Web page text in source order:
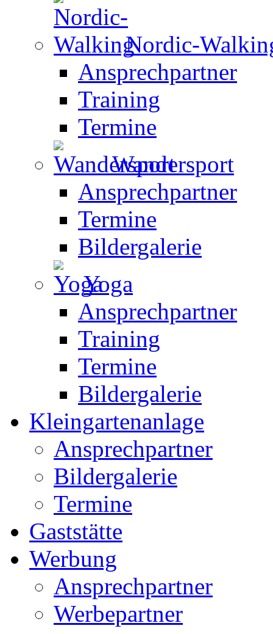
Nordic-
Ansprechpartner
Training
Termine
Wandersport
Ansprechpartner
Termine
Bildergalerie
Yoga
Ansprechpartner
Training
Termine
Bildergalerie
Kleingartenanlage
Ansprechpartner
Bildergalerie
Termine
Gaststätte
Werbung
Ansprechpartner
Werbepartner